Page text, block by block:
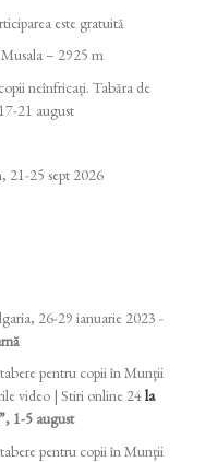
este gratuită
– 2925 m
neînfricați. Tabăra de
21 august
21-25 sept 2026
26-29 ianuarie 2023 -
pentru copii în Munţii
video | Stiri online 24la
1-5 august
pentru copii în Munţii